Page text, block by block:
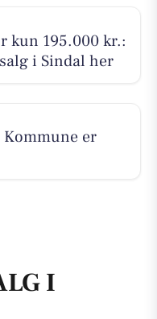
kun 195.000 kr.:
i Sindal her
er
I